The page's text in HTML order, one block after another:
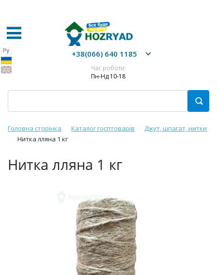
+38(066) 640 1185
Час роботи:
Пн-Нд 10-18
Головна сторінка Каталог госптоварів
Джут, шпагат, нитки
Нитка лляна 1 кг
Нитка лляна 1 кг